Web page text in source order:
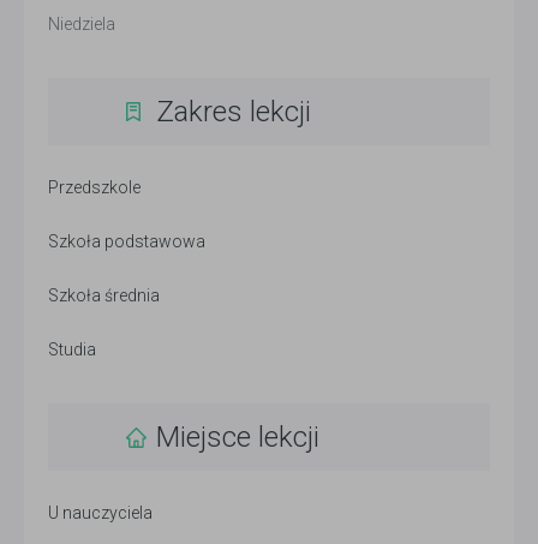
Niedziela
Zakres lekcji
Przedszkole
Szkoła podstawowa
Szkoła średnia
Studia
Miejsce lekcji
U nauczyciela